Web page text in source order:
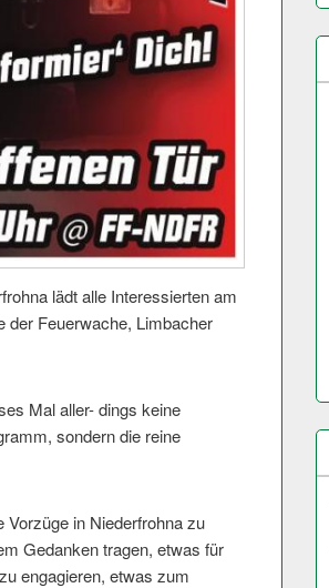
lädt alle Interessierten am
der Feuerwache, Limbacher
Mal aller- dings keine
sondern die reine
Vorzüge in Niederfrohna zu
Gedanken tragen, etwas für
engagieren, etwas zum